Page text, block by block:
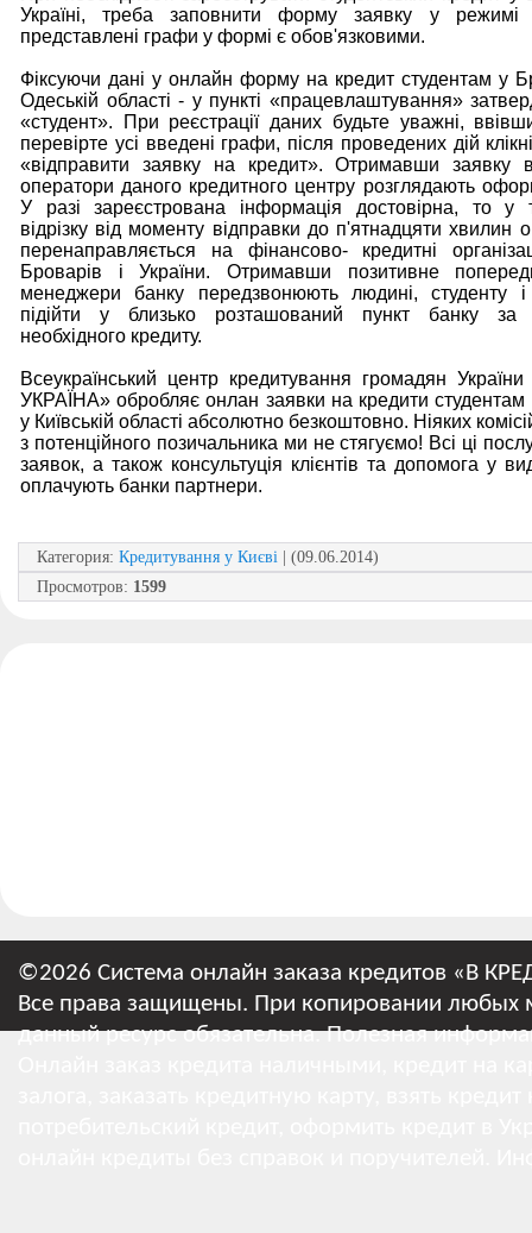
Україні, треба заповнити форму заявку у режимі
представлені графи у формі є обов'язковими.
Фіксуючи дані у онлайн форму на кредит студентам у
Одеській області - у пункті «працевлаштування»
«студент». При реєстрації даних будьте уважні,
перевірте усі введені графи, після проведених дій
«відправити заявку на кредит». Отримавши заявку
оператори даного кредитного центру розглядають
У разі зареєстрована інформація достовірна, то у
відрізку від моменту відправки до п'ятнадцяти хвилин
перенаправляється на фінансово- кредитні
Броварів і України. Отримавши позитивне
менеджери банку передзвонюють людині, студенту
підійти у близько розташований пункт банку за
необхідного кредиту.
Всеукраїнський центр кредитування громадян
УКРАЇНА» обробляє онлан заявки на кредити студентам
у Київській області абсолютно безкоштовно. Ніяких
з потенційного позичальника ми не стягуємо! Всі ці
заявок, а також консультуція клієнтів та допомога у
оплачують банки партнери.
Категория: Кредитування у Києві | (09.06.2014)
Просмотров: 1599
©2026 Система онлайн заказа кредитов «В
Все права защищены. При копировании любых
данный ресурс обязательна.Полезная